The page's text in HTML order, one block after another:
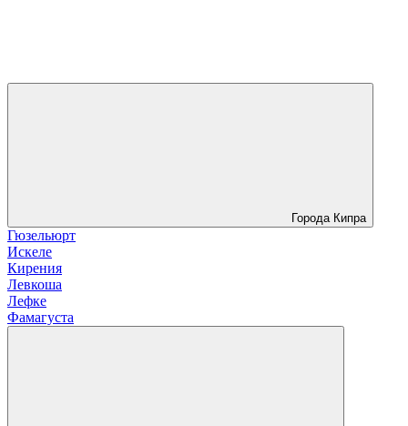
Города Кипра
Гюзельюрт
Искеле
Кирения
Левкоша
Лефке
Фамагуста